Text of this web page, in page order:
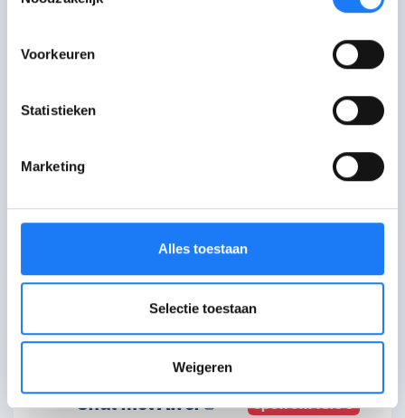
Voorkeuren
Statistieken
Marketing
Alles toestaan
Selectie toestaan
Weigeren
bewust
en aanvaardt het misschien
De laatste controle van deze pagina was op 8 juli
Praat erover
Bezoek het forum van Awel
Deel je vraag of verhaal met andere
jongeren of reageer op het verhaal van
open om 18:00
Chat met Awel